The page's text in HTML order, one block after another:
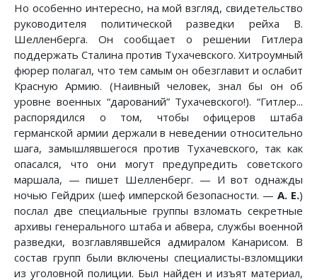
Но особенно интересно, на мой взгляд, свидетельство
руководителя политической разведки рейха В.
Шелленберга. Он сообщает о решении Гитлера
поддержать Сталина против Тухачевского. Хитроумный
фюрер полагал, что тем самым он обезглавит и ослабит
Красную Армию. (Наивный человек, знал бы он об
уровне военных “дарований” Тухачевского!). “Гитлер...
распорядился о том, чтобы офицеров штаба
германской армии держали в неведении относительно
шага, замышлявшегося против Тухачевского, так как
опасался, что они могут предупредить советского
маршала, — пишет Шелленберг. — И вот однажды
ночью Гейдрих (шеф имперской безопасности. —А. Е.)
послал две специальные группы взломать секретные
архивы генерального штаба и абвера, службы военной
разведки, возглавлявшейся адмиралом Канарисом. В
состав групп были включены специалисты-взломщики
из уголовной полиции. Был найден и изъят материал,